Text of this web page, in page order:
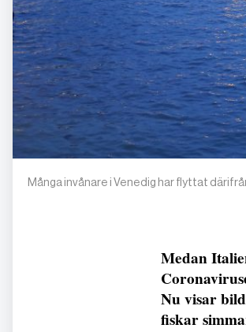
Många invånare i Venedig har flyttat
Medan
Nu visar
fiskar